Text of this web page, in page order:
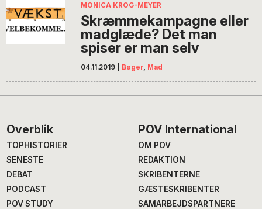
MONICA KROG-MEYER
Skræmmekampagne eller
madglæde? Det man
spiser er man selv
04.11.2019 Bøger, Mad
Footer
Overblik
TOPHISTORIER
SENESTE
DEBAT
PODCAST
POV STUDY
POV International
OM POV
REDAKTION
SKRIBENTERNE
GÆSTESKRIBENTER
SAMARBEJDSPARTNERE